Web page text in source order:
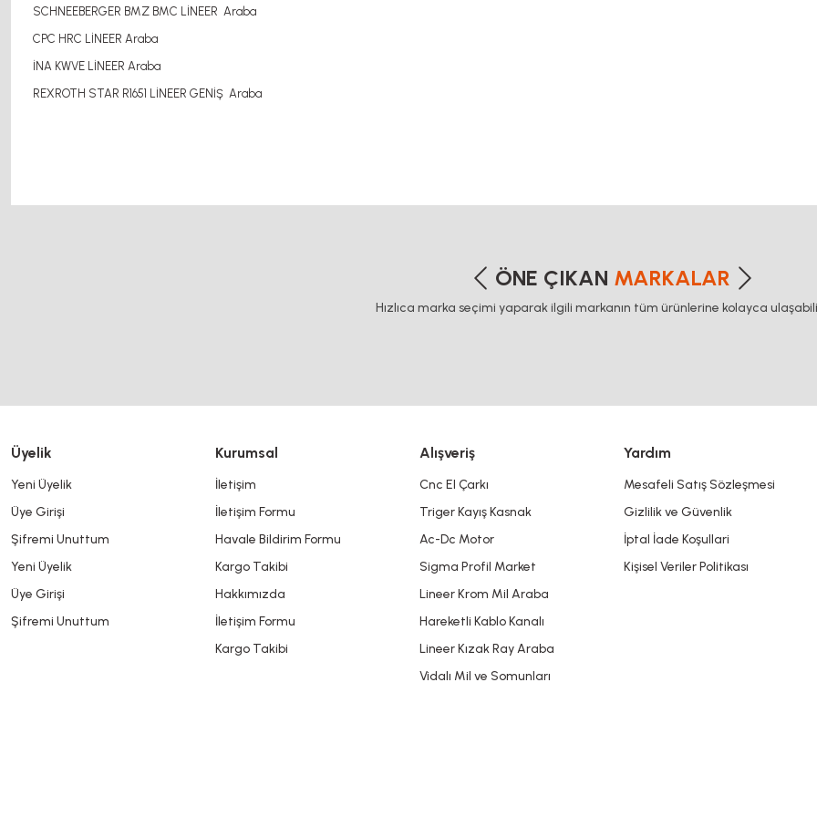
SCHNEEBERGER BMZ BMC LİNEER Araba
CPC HRC LİNEER Araba
İNA KWVE LİNEER Araba
REXROTH STAR R1651 LİNEER GENİŞ Araba
ÖNE ÇIKAN MARKALAR
Hızlıca marka seçimi yaparak ilgili markanın tüm ürünlerine kolayca
Üyelik
Yeni Üyelik
Üye Girişi
Şifremi Unuttum
Yeni Üyelik
Üye Girişi
Şifremi Unuttum
Kurumsal
İletişim
İletişim Formu
Havale Bildirim Formu
Kargo Takibi
Hakkımızda
İletişim Formu
Kargo Takibi
Alışveriş
Cnc El Çarkı
Triger Kayış Kasnak
Ac-Dc Motor
Sigma Profil Market
Lineer Krom Mil Araba
Hareketli Kablo Kanalı
Lineer Kızak Ray Araba
Vidalı Mil ve Somunları
Yardım
Mesafeli Satış Sözleşmesi
Gizlilik ve Güvenlik
İptal İade Koşullari
Kişisel Veriler Politikası